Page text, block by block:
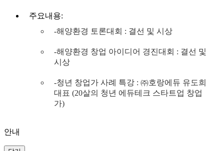
주요내용:
-해양환경 토론대회 : 결선 및 시상
-해양환경 창업 아이디어 경진대회 : 결선 및
시상
-청년 창업가 사례 특강 : ㈜호랑에듀 유도희
대표 (20살의 청년 에듀테크 스타트업 창업
가)
안내